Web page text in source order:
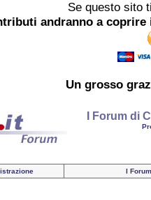
Se questo sito
andranno a
Un grosso
I Forum di
I